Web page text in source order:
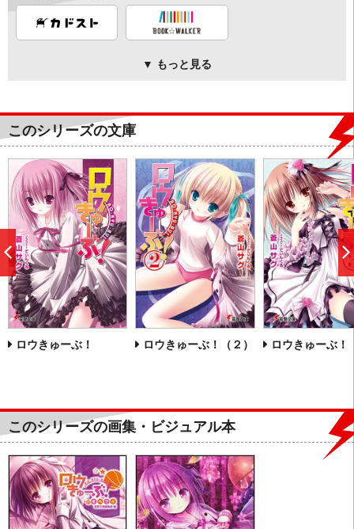
▼ もっと見る
このシリーズの文庫
ロウきゅーぶ！ ロウきゅーぶ！（２） ロウきゅーぶ！
前
へ
このシリーズの画集・ビジュアル本